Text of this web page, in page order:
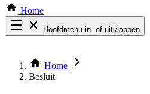
Home
Hoofdmenu in- of uitklappen
Thema COVID-19
Bekijk per bestuursorgaan
Home
Besluit